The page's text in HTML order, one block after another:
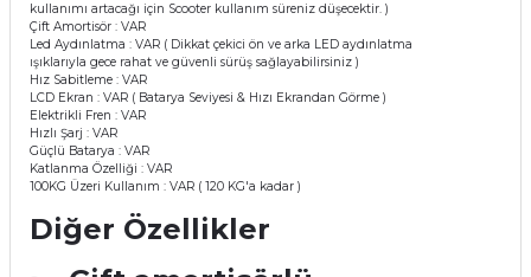
kullanımı artacağı için Scooter kullanım süreniz düşecektir. )
Çift Amortisör : VAR
Led Aydınlatma : VAR ( Dikkat çekici ön ve arka LED aydınlatma
ışıklarıyla gece rahat ve güvenli sürüş sağlayabilirsiniz )
Hız Sabitleme : VAR
LCD Ekran : VAR ( Batarya Seviyesi & Hızı Ekrandan Görme )
Elektrikli Fren : VAR
Hızlı Şarj : VAR
Güçlü Batarya : VAR
Katlanma Özelliği : VAR
100KG Üzeri Kullanım : VAR ( 120 KG'a kadar )
Diğer Özellikler